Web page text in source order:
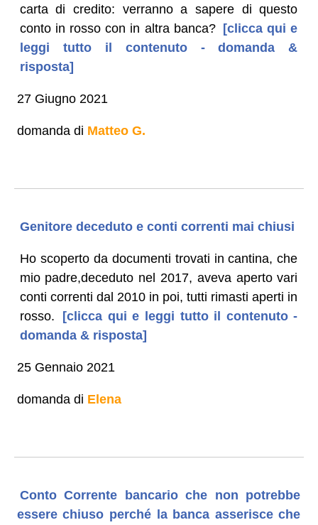
carta di credito: verranno a sapere di questo
conto in rosso con in altra banca? [clicca qui e
leggi tutto il contenuto - domanda &
risposta]
27 Giugno 2021
domanda di Matteo G.
Genitore deceduto e conti correnti mai chiusi
Ho scoperto da documenti trovati in cantina, che
mio padre,deceduto nel 2017, aveva aperto vari
conti correnti dal 2010 in poi, tutti rimasti aperti in
rosso.
[clicca qui e leggi tutto il contenuto -
domanda & risposta]
25 Gennaio 2021
domanda di Elena
Conto Corrente bancario che non potrebbe
essere chiuso perché la banca asserisce che